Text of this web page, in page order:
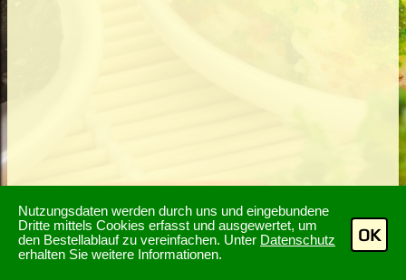
Nutzungsdaten werden durch uns und eingebundene
Dritte mittels Cookies erfasst und ausgewertet, um
den Bestellablauf zu vereinfachen. Unter Datenschutz
erhalten Sie weitere Informationen.
OK